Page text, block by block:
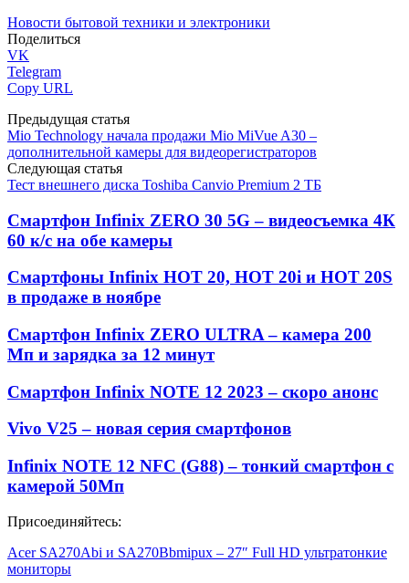
Новости бытовой техники и электроники
Поделиться
VK
Telegram
Copy URL
Предыдущая статья
Mio Technology начала продажи Mio MiVue A30 –
дополнительной камеры для видеорегистраторов
Следующая статья
Тест внешнего диска Toshiba Canvio Premium 2 ТБ
Смартфон Infinix ZERO 30 5G – видеосъемка 4К
60 к/с на обе камеры
Смартфоны Infinix HOT 20, HOT 20i и HOT 20S
в продаже в ноябре
Смартфон Infinix ZERO ULTRA – камера 200
Мп и зарядка за 12 минут
Смартфон Infinix NOTE 12 2023 – скоро анонс
Vivo V25 – новая серия смартфонов
Infinix NOTE 12 NFC (G88) – тонкий смартфон с
камерой 50Мп
Присоединяйтесь:
Acer SA270Abi и SA270Bbmipux – 27″ Full HD ультратонкие
мониторы